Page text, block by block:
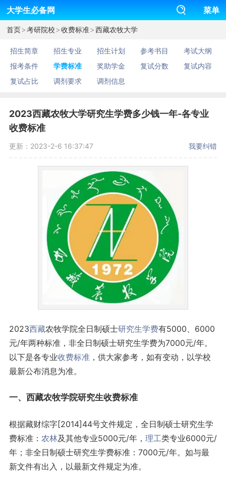
大学生必备网 菜单
首页>考研院校>收费标准>西藏农牧大学
招生简章 招生专业 招生计划 参考书目
考试大纲
报考条件
学费标准 奖助学金 复试分数
复试内容
复试占比
调剂要求 调剂信息
2023西藏农牧大学研究生学费多少钱一年-各专业
收费标准
更新：2023-2-6 16:37:47 我要纠错
2023西藏农牧学院全日制硕士研究生学费有5000、6000
元/年两种标准，非全日制硕士研究生学费为7000元/年。
以下是各专业收费标准，供大家参考，如有变动，以学校
最新公布消息为准。
一、西藏农牧学院研究生收费标准
根据藏财综字[2014]44号文件规定，全日制硕士研究生学
费标准： 农林及其他专业5000元/年， 理工类专业6000元/
年；非全日制硕士研究生学费标准：7000元/年。如与最
新文件有出入，以最新文件规定为准。